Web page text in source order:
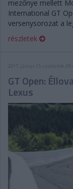
mezőnye mellett
International GT
versenysorozat a
részletek
2017. június 15. csütörtök,
GT Open:
Lexus